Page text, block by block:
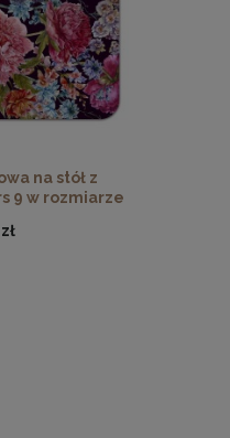
na stół z
9 w rozmiarze